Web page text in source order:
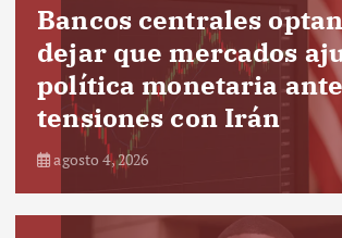
Bancos centrales
dejar que mercados
política monetaria
tensiones con Irán
agosto 4, 2026